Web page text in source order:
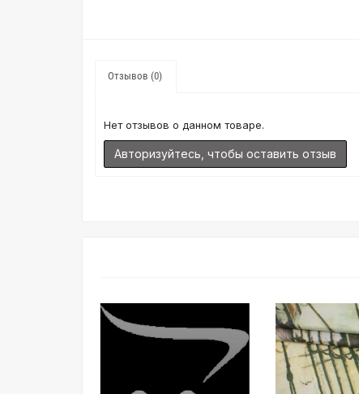
Отзывов (0)
Нет отзывов о данном товаре.
Авторизуйтесь, чтобы оставить отзыв